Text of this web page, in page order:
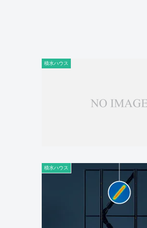
積水ハウス
積水ハウス